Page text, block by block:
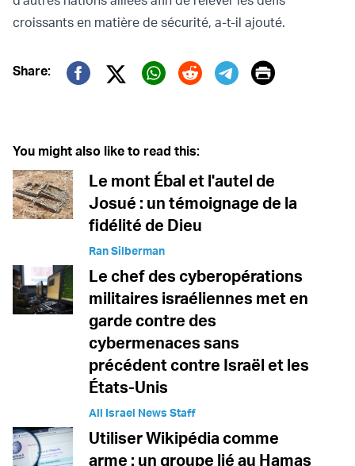
croissants en matière de sécurité, a-t-il ajouté.
Share:
Twitter (X)
Print
You might also like to read this:
Le mont Ébal et l'autel de
Josué : un témoignage de la
fidélité de Dieu
Ran Silberman
Le chef des cyberopérations
militaires israéliennes met en
garde contre des
cybermenaces sans
précédent contre Israël et les
États-Unis
All Israel News Staff
Utiliser Wikipédia comme
arme : un groupe lié au Hamas